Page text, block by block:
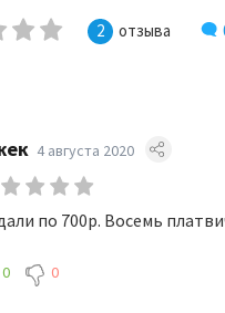
2 отзыва
4 августа 2020
по 700р. Восемь
0 0